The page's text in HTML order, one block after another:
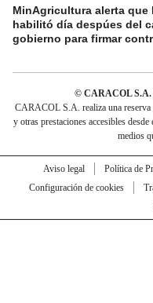
MinAgricultura alerta que
habilitó día despúes del
gobierno para firmar
© CARACOL S.A.
CARACOL S.A. realiza una reserva
y otras prestaciones accesibles
medios
Aviso legal Política de
Configuración de cookies